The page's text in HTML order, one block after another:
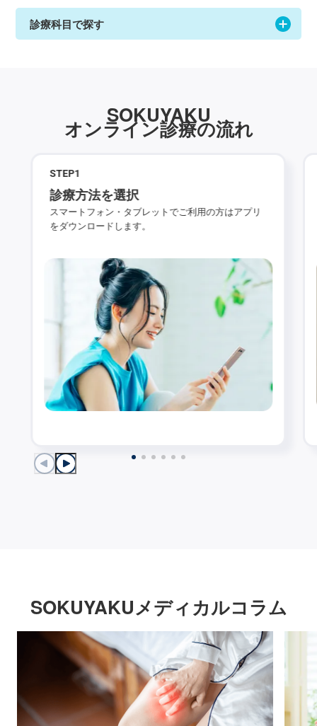
診療科目で探す
SOKUYAKU
オンライン診療の流れ
STEP1
診療方法を選択
スマートフォン・タブレットでご利用の方はアプリ
をダウンロードします。
SOKUYAKUメディカルコラム